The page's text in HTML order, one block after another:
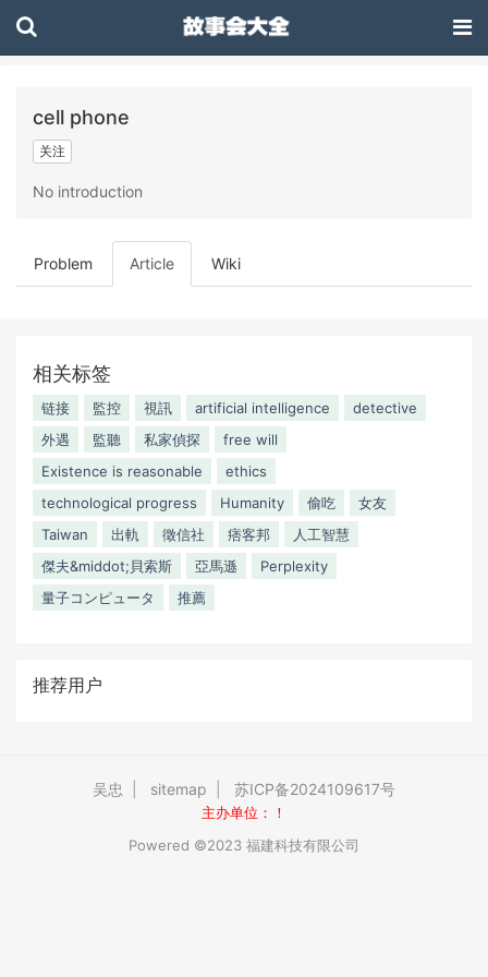
cell phone
关注
No introduction
Problem Article Wiki
相关标签
链接 監控 視訊 artificial intelligence
detective
外遇
監聽 私家偵探
free will
Existence is reasonable
ethics
technological progress
Humanity 偷吃
女友
Taiwan
出軌 徵信社 痞客邦
人工智慧
傑夫&middot;貝索斯
亞馬遜
Perplexity
量子コンピュータ
推薦
推荐用户
吴忠 sitemap 苏ICP备2024109617号
主办单位：！
Powered ©2023 福建科技有限公司